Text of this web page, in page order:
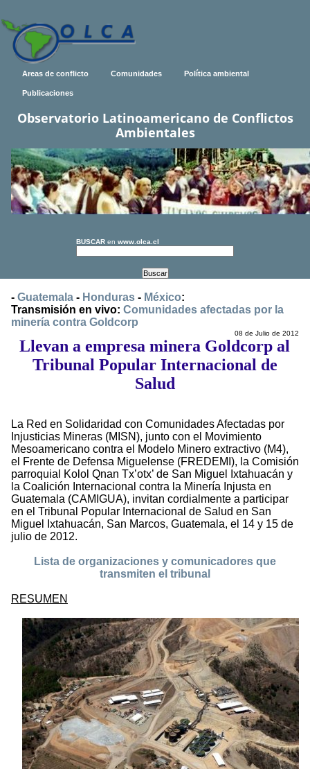
Areas de conflicto Comunidades Política ambiental
Publicaciones
Observatorio Latinoamericano de Conflictos
Ambientales
BUSCAR en www.olca.cl
- Guatemala - Honduras - México:
Transmisión en vivo: Comunidades afectadas por la
minería contra Goldcorp
08 de Julio de 2012
Llevan a empresa minera Goldcorp al
Tribunal Popular Internacional de
Salud
La Red en Solidaridad con Comunidades Afectadas por
Injusticias Mineras (MISN), junto con el Movimiento
Mesoamericano contra el Modelo Minero extractivo (M4),
el Frente de Defensa Miguelense (FREDEMI), la Comisión
parroquial Kolol Qnan Tx’otx’ de San Miguel Ixtahuacán y
la Coalición Internacional contra la Minería Injusta en
Guatemala (CAMIGUA), invitan cordialmente a participar
en el Tribunal Popular Internacional de Salud en San
Miguel Ixtahuacán, San Marcos, Guatemala, el 14 y 15 de
julio de 2012.
Lista de organizaciones y comunicadores que
transmiten el tribunal
RESUMEN